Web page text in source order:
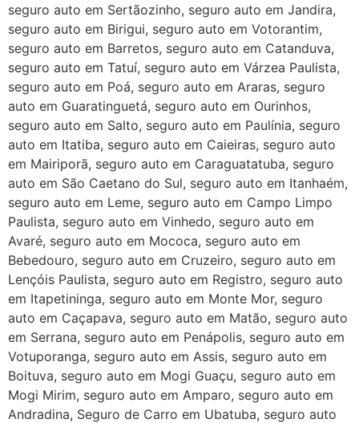
seguro auto em Sertãozinho, seguro auto em Jandira,
seguro auto em Birigui, seguro auto em Votorantim,
seguro auto em Barretos, seguro auto em Catanduva,
seguro auto em Tatuí, seguro auto em Várzea Paulista,
seguro auto em Poá, seguro auto em Araras, seguro
auto em Guaratinguetá, seguro auto em Ourinhos,
seguro auto em Salto, seguro auto em Paulínia, seguro
auto em Itatiba, seguro auto em Caieiras, seguro auto
em Mairiporã, seguro auto em Caraguatatuba, seguro
auto em São Caetano do Sul, seguro auto em Itanhaém,
seguro auto em Leme, seguro auto em Campo Limpo
Paulista, seguro auto em Vinhedo, seguro auto em
Avaré, seguro auto em Mococa, seguro auto em
Bebedouro, seguro auto em Cruzeiro, seguro auto em
Lençóis Paulista, seguro auto em Registro, seguro auto
em Itapetininga, seguro auto em Monte Mor, seguro
auto em Caçapava, seguro auto em Matão, seguro auto
em Serrana, seguro auto em Penápolis, seguro auto em
Votuporanga, seguro auto em Assis, seguro auto em
Boituva, seguro auto em Mogi Guaçu, seguro auto em
Mogi Mirim, seguro auto em Amparo, seguro auto em
Andradina, Seguro de Carro em Ubatuba, seguro auto